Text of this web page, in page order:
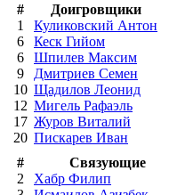
#
Доигровщики
1
Куликовский Антон
6
Кеск Гийом
6
Шпилев Максим
9
Дмитриев Семен
10 Щадилов Леонид
12 Мигель Рафаэль
17 Журов Виталий
20 Пискарев Иван
#
Связующие
2
Хабр Филип